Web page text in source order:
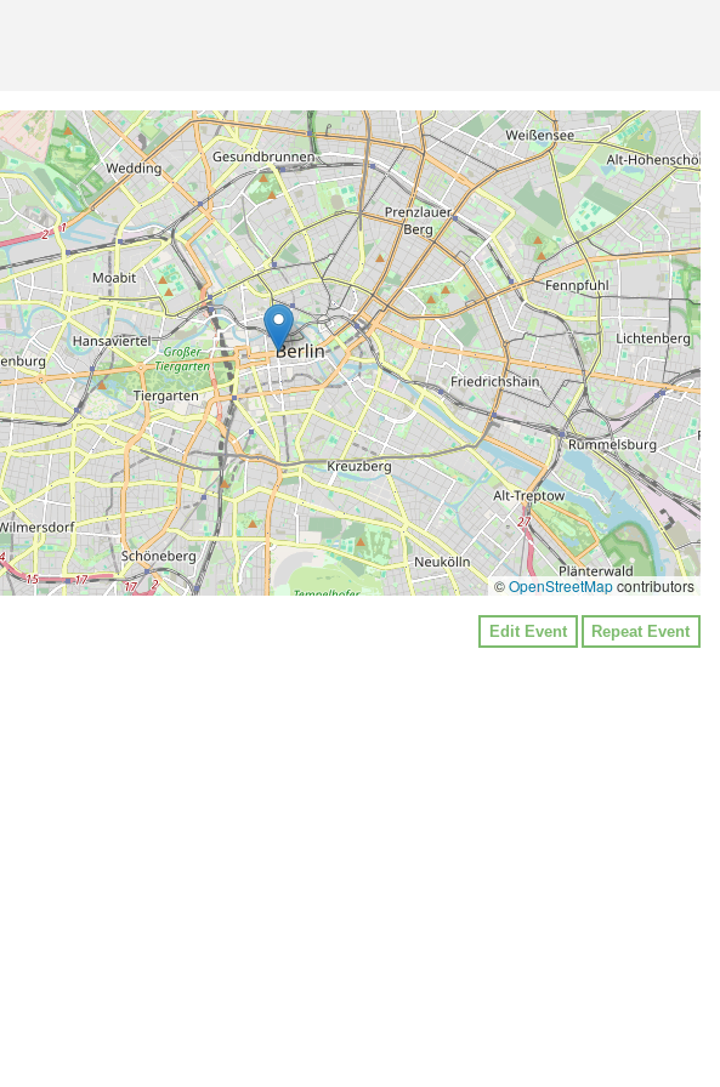
©OpenStreetMapcontributors
Edit Event Repeat Event